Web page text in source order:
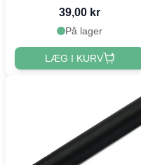
39,00 kr
På lager
LÆG I KURV